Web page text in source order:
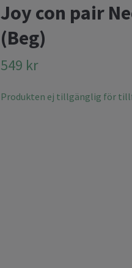
Joy con pair
(Beg)
549 kr
Produkten ej tillgänglig för